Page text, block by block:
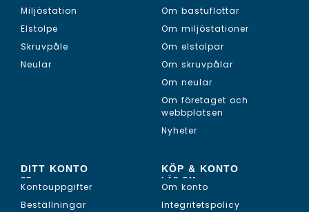
Miljöstation
Elstolpe
Skruvpåle
Neular
Om bastuflottar
Om miljöstationer
Om elstolpar
Om skruvpålar
Om neular
Om företaget och
webbplatsen
Nyheter
DITT KONTO
SE...
Kontouppgifter
Beställningar
KÖP & KONTO
LÄS OM...
Om konto
Integritetspolicy